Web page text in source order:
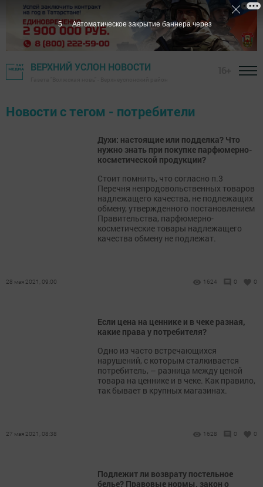
ВЕРХНИЙ УСЛОН НОВОСТИ
Новости с тегом - потребители
Духи: настоящие или подделка? Что
нужно знать при покупке парфюмерно-
косметической продукции?
Стоит помнить, что согласно п.3
Перечня непродовольственных товаров
надлежащего качества, не подлежащих
обмену, утвержденного постановлением
Правительства, парфюмерно-
косметические товары надлежащего
качества обмену не подлежат.
28 мая 2021, 09:00 1624 0 0
Если цена на ценнике и в чеке разная,
какие права у потребителя?
Одно из часто встречающихся
нарушений, с которым сталкивается
потребитель, – разница между ценой
товара на ценнике и в чеке. Как правило,
так бывает в крупных магазинах.
27 мая 2021, 08:38 1628 0 0
Подлежит ли возврату постельное
белье? Правовые нормы, закон о
5 Автоматическое закрытие баннера через